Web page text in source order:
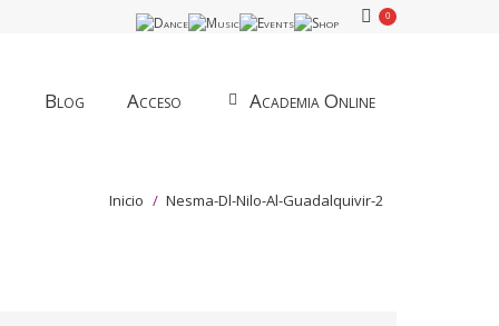
0
Blog Acceso Academia Online
Estás aquí:
Inicio Nesma-Dl-Nilo-Al-Guadalquivir-2